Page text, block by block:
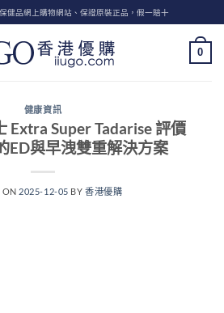
健品網上購物網站、保證原裝正品，假一賠十
0
健康資訊
Extra Super Tadarise 評價
ED與早洩雙重解決方案
ON 2025-12-05 BY香港優購